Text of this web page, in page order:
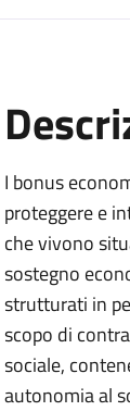
I bonus
proteggere e
che vivono
sostegno
strutturati in
scopo di
sociale,
autonomia al